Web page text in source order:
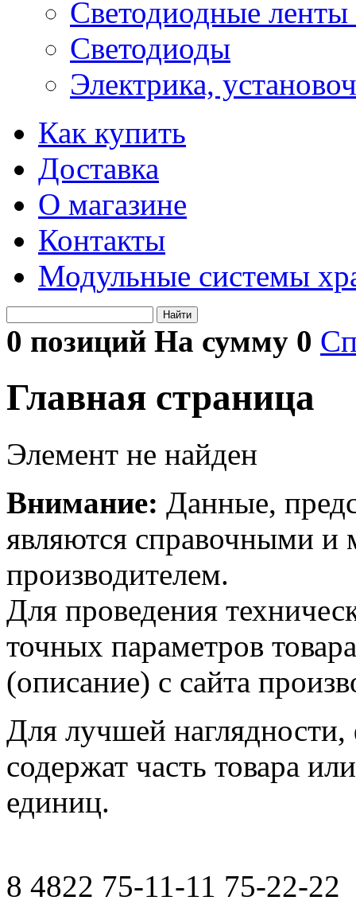
Светодиодные
Светодиоды
Электрика,
Как купить
Доставка
О магазине
Контакты
Модульные системы
Найти
0 позиций На сумму 0
Главная страница
Элемент не найден
Внимание: Данные,
являются справочными и
производителем.
Для проведения
точных параметров
(описание) с сайта
Для лучшей наглядности,
содержат часть товара
единиц.
8 4822 75-11-11 75-22-22